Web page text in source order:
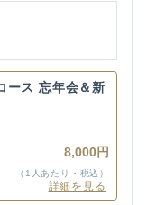
ース 忘年会＆新
8,000円
（1人あたり・税込）
詳細を見る